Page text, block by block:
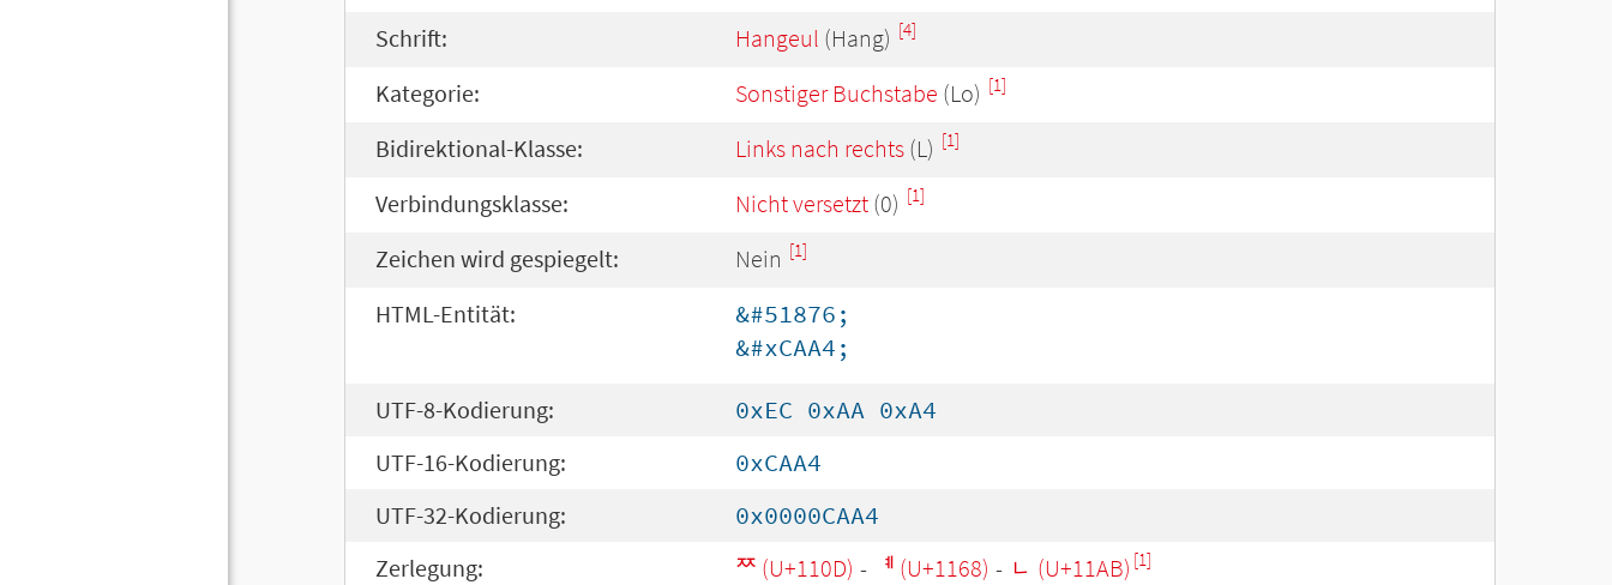
Schrift: Hangeul (Hang) [4]
Kategorie: Sonstiger Buchstabe (Lo) [1]
Bidirektional-Klasse: Links nach rechts (L) [1]
Verbindungsklasse: Nicht versetzt (0) [1]
Zeichen wird gespiegelt: Nein [1]
HTML-Entität:
&#51876;
&#xCAA4;
UTF-8-Kodierung:
0xEC 0xAA 0xA4
UTF-16-Kodierung:
0xCAA4
UTF-32-Kodierung:
0x0000CAA4
Zerlegung:
ᄍ (U+110D) - ᅨ (U+1168) - ᆫ (U+11AB) [1]